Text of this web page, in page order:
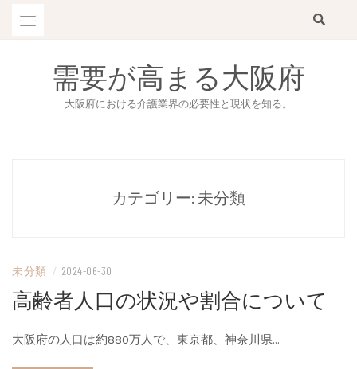
需要が高まる大阪府
大阪府における介護業界の必要性と現状を知る。
カテゴリー: 未分類
未分類 / 2024-06-30
高齢者人口の状況や割合について
大阪府の人口は約880万人で、東京都、神奈川県…